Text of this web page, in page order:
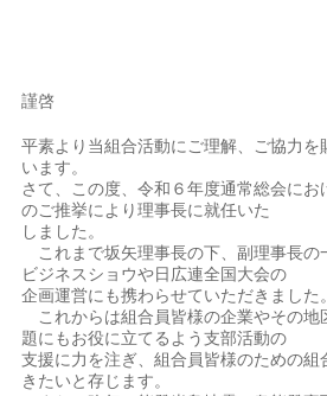
謹啓
平素より当組合活動にご理解、ご協力
います。
さて、この度、令和６年度通常総会に
のご推挙により理事長に就任いた
しました。
これまで坂矢理事長の下、副理事長の
ビジネスショウや日広連全国大会の
企画運営にも携わらせていただきました。
これからは組合員皆様の企業やその地
題にもお役に立てるよう支部活動の
支援に力を注ぎ、組合員皆様のための組
きたいと存じます。